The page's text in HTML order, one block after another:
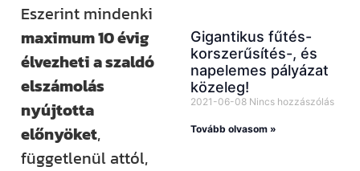
Eszerint mindenki
maximum 10 évig
élvezheti a szaldó
elszámolás
nyújtotta
előnyöket,
függetlenül attól,
Gigantikus fűtés-
korszerűsítés-, és
napelemes pályázat
közeleg!
2021-06-08 Nincs hozzászólás
Tovább olvasom »